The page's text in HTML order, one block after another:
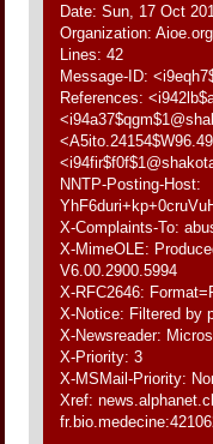
Date: Sun, 17 Oct
Organization:
Lines: 42
Message-ID:
References:
NNTP-Posting-Host:
X-Complaints-To:
X-MimeOLE:
V6.00.2900.5994
X-RFC2646:
X-Notice: Filtered by
X-Newsreader:
X-Priority: 3
X-MSMail-Priority:
Xref: